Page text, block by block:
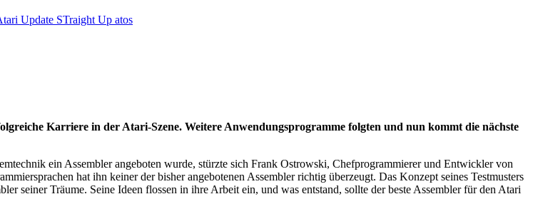
Update STraight Up atos
Karriere in der Atari-Szene. Weitere Anwendungsprogramme folgten und nun kommt die nächste
ein Assembler angeboten wurde, stürzte sich Frank Ostrowski, Chefprogrammierer und Entwickler von
hat ihn keiner der bisher angebotenen Assembler richtig überzeugt. Das Konzept seines Testmusters
seiner Träume. Seine Ideen flossen in ihre Arbeit ein, und was entstand, sollte der beste Assembler für den Atari